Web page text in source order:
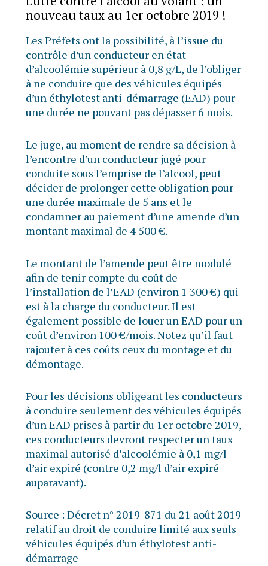
nouveau taux au 1er octobre 2019 !
Les Préfets ont la possibilité, à l’issue du
contrôle d’un conducteur en état
d’alcoolémie supérieur à 0,8 g/L, de l’obliger
à ne conduire que des véhicules équipés
d’un éthylotest anti-démarrage (EAD) pour
une durée ne pouvant pas dépasser 6 mois.
Le juge, au moment de rendre sa décision à
l’encontre d’un conducteur jugé pour
conduite sous l’emprise de l’alcool, peut
décider de prolonger cette obligation pour
une durée maximale de 5 ans et le
condamner au paiement d’une amende d’un
montant maximal de 4 500 €.
Le montant de l’amende peut être modulé
afin de tenir compte du coût de
l’installation de l’EAD (environ 1 300 €) qui
est à la charge du conducteur. Il est
également possible de louer un EAD pour un
coût d’environ 100 €/mois. Notez qu’il faut
rajouter à ces coûts ceux du montage et du
démontage.
Pour les décisions obligeant les conducteurs
à conduire seulement des véhicules équipés
d’un EAD prises à partir du 1er octobre 2019,
ces conducteurs devront respecter un taux
maximal autorisé d’alcoolémie à 0,1 mg/l
d’air expiré (contre 0,2 mg/l d’air expiré
auparavant).
Source : Décret n° 2019-871 du 21 août 2019
relatif au droit de conduire limité aux seuls
véhicules équipés d’un éthylotest anti-
démarrage